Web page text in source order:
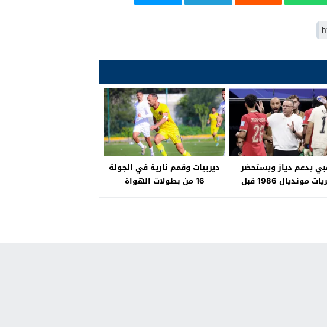
يدعم دياز ويستحضر
ذكريات مونديال 1986 قبل
ديربيات وقمم نارية في الجولة
16 من بطولات الهواة